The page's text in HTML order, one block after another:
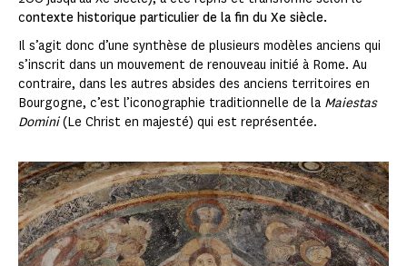
contexte historique particulier de la fin du Xe siècle.
Il s’agit donc d’une synthèse de plusieurs modèles anciens qui
s’inscrit dans un mouvement de renouveau initié à Rome. Au
contraire, dans les autres absides des anciens territoires en
Bourgogne, c’est l’iconographie traditionnelle de la Maiestas
Domini(Le Christ en majesté) qui est représentée.